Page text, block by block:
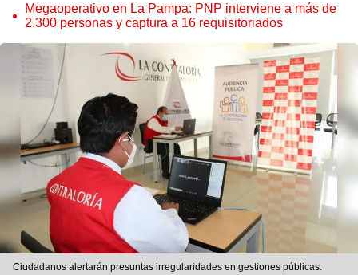
Megaoperativo en La Pampa: PNP interviene a más de
2.300 personas y captura a 16 requisitoriados
Ciudadanos alertarán presuntas irregularidades en gestiones públicas.